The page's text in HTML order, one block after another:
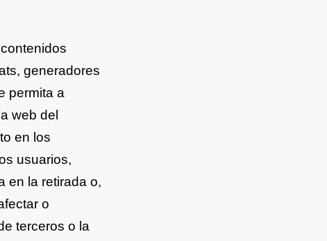
generadores
permita a
web del
en los
usuarios,
en la retirada o,
o
terceros o la